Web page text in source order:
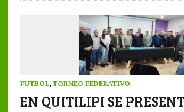
FUTBOL, TORNEO FEDERATIVO
EN QUITILIPI SE